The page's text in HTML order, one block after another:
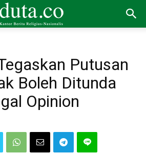
Putusan
Boleh Ditunda
Opinion